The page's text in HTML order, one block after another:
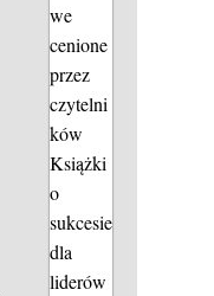
we
cenione
przez
czytelni
ków
Książki
o
sukcesie
dla
liderów